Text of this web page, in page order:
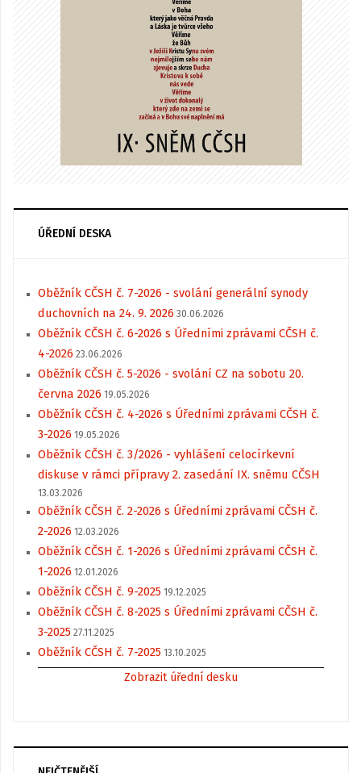
ÚŘEDNÍ DESKA
Oběžník CČSH č. 7-2026 - svolání generální synody
duchovních na 24. 9. 2026 30.06.2026
Oběžník CČSH č. 6-2026 s Úředními zprávami CČSH č.
4-2026 23.06.2026
Oběžník CČSH č. 5-2026 - svolání CZ na sobotu 20.
června 2026 19.05.2026
Oběžník CČSH č. 4-2026 s Úředními zprávami CČSH č.
3-2026 19.05.2026
Oběžník CČSH č. 3/2026 - vyhlášení celocírkevní
diskuse v rámci přípravy 2. zasedání IX. sněmu CČSH
13.03.2026
Oběžník CČSH č. 2-2026 s Úředními zprávami CČSH č.
2-2026 12.03.2026
Oběžník CČSH č. 1-2026 s Úředními zprávami CČSH č.
1-2026 12.01.2026
Oběžník CČSH č. 9-2025 19.12.2025
Oběžník CČSH č. 8-2025 s Úředními zprávami CČSH č.
3-2025 27.11.2025
Oběžník CČSH č. 7-2025 13.10.2025
Zobrazit úřední desku